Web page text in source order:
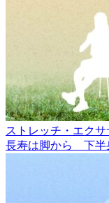
ストレッチ・エク
長寿は脚から 下半